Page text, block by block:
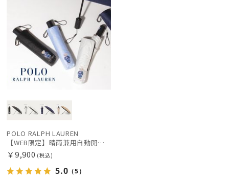
レディース
傘機能
人気順
売上点数順
お気に入り
POLO RALPH LAUREN
【WEB限定】晴雨兼用自動開閉日傘 ポロ ラルフ ローレン（POLO RALPH LAUREN）ベア 遮光100 UV100 ワンタッチ開閉
￥9,900 (税込)
5.0 （5）